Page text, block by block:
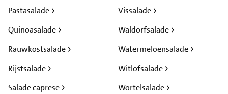
Pastasalade
Quinoasalade
Rauwkostsalade
Rijstsalade
Salade caprese
Vissalade
Waldorfsalade
Watermeloensalade
Witlofsalade
Wortelsalade